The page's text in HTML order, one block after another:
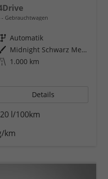
Gebrauchtwagen
Getriebe Automatik
Außenfarbe
Midnight Schwarz Metallic
Kilometerstand 1.000 km
Details
l/100km
km